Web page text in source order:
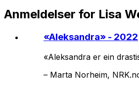
Anmeldelser for Lisa
«Aleksandra» - 2022
«Aleksandra er ein
– Marta Norheim,